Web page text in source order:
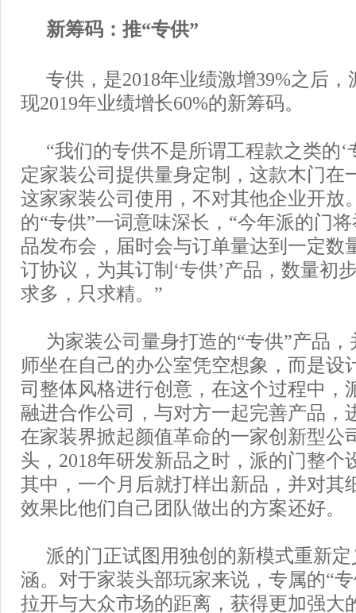
新筹码：推“专供”
专供，是2018年业绩激增39%之后
现2019年业绩增长60%的新筹码。
“我们的专供不是所谓工程款之类的‘
定家装公司提供量身定制，这款木门在
这家家装公司使用，不对其他企业开放
的“专供”一词意味深长，“今年派的门
品发布会，届时会与订单量达到一定数
订协议，为其订制‘专供’产品，数量初
求多，只求精。”
为家装公司量身打造的“专供”产品
师坐在自己的办公室凭空想象，而是设
司整体风格进行创意，在这个过程中，
融进合作公司，与对方一起完善产品，
在家装界掀起颜值革命的一家创新型公
头，2018年研发新品之时，派的门整个
其中，一个月后就打样出新品，并对其
效果比他们自己团队做出的方案还好。
派的门正试图用独创的新模式重新定
涵。对于家装头部玩家来说，专属的“
拉开与大众市场的距离，获得更加强大